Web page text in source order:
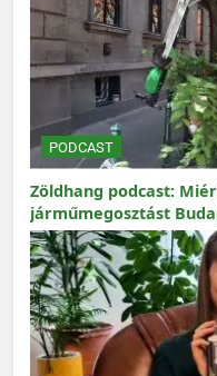
PODCAST
Zöldhang podcast:
járműmegosztást